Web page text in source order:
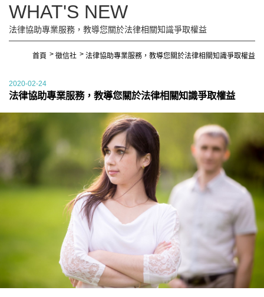
WHAT'S NEW
法律協助專業服務，教導您關於法律相關知識爭取權益
首頁 徵信社 法律協助專業服務，教導您關於法律相關知識爭取權益
2020-02-24
法律協助專業服務，教導您關於法律相關知識爭取權益